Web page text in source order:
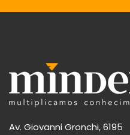
Av. Giovanni Gronchi, 6195